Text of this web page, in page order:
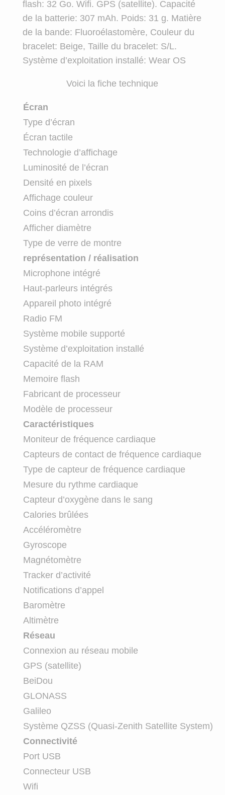
flash: 32 Go. Wifi. GPS (satellite). Capacité
de la batterie: 307 mAh. Poids: 31 g. Matière
de la bande: Fluoroélastomère, Couleur du
bracelet: Beige, Taille du bracelet: S/L.
Système d’exploitation installé: Wear OS
Voici la fiche technique
Écran
Type d’écran
Écran tactile
Technologie d’affichage
Luminosité de l’écran
Densité en pixels
Affichage couleur
Coins d’écran arrondis
Afficher diamètre
Type de verre de montre
représentation / réalisation
Microphone intégré
Haut-parleurs intégrés
Appareil photo intégré
Radio FM
Système mobile supporté
Système d’exploitation installé
Capacité de la RAM
Memoire flash
Fabricant de processeur
Modèle de processeur
Caractéristiques
Moniteur de fréquence cardiaque
Capteurs de contact de fréquence cardiaque
Type de capteur de fréquence cardiaque
Mesure du rythme cardiaque
Capteur d’oxygène dans le sang
Calories brûlées
Accéléromètre
Gyroscope
Magnétomètre
Tracker d’activité
Notifications d’appel
Baromètre
Altimètre
Réseau
Connexion au réseau mobile
GPS (satellite)
BeiDou
GLONASS
Galileo
Système QZSS (Quasi-Zenith Satellite System)
Connectivité
Port USB
Connecteur USB
Wifi